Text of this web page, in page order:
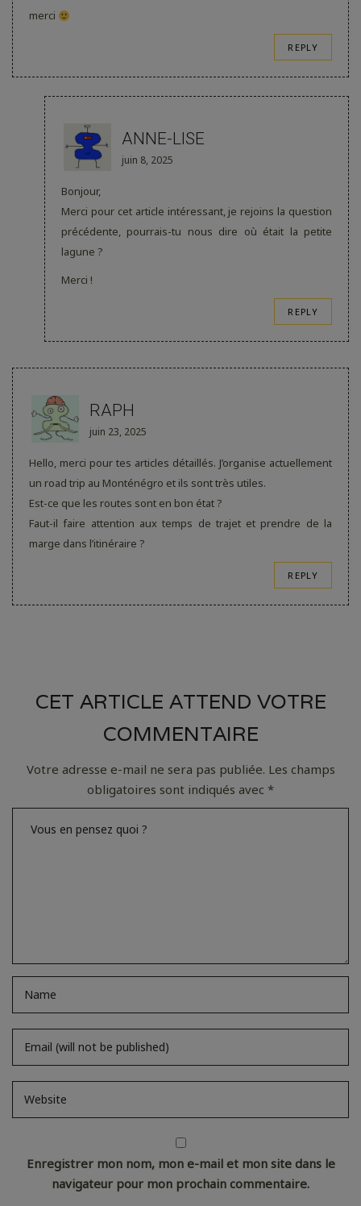
merci
REPLY
ANNE-LISE
juin 8, 2025
Bonjour,
Merci pour cet article intéressant, je rejoins la question
précédente, pourrais-tu nous dire où était la petite
lagune ?
Merci !
REPLY
RAPH
juin 23, 2025
Hello, merci pour tes articles détaillés. J’organise actuellement
un road trip au Monténégro et ils sont très utiles.
Est-ce que les routes sont en bon état ?
Faut-il faire attention aux temps de trajet et prendre de la
marge dans l’itinéraire ?
REPLY
CET ARTICLE ATTEND VOTRE
COMMENTAIRE
Votre adresse e-mail ne sera pas publiée. Les champs
obligatoires sont indiqués avec *
Enregistrer mon nom, mon e-mail et mon site dans le
navigateur pour mon prochain commentaire.